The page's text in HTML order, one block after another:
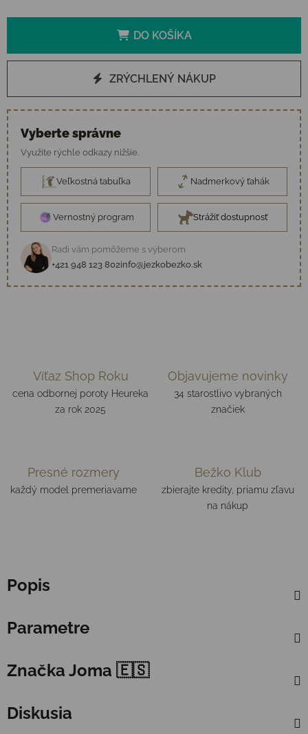
DO KOŠÍKA
ZRÝCHLENÝ NÁKUP
Vyberte správne
Využite rýchle odkazy nižšie.
Veľkostná tabuľka Nadmerkový ťahák
Vernostný program Strážiť dostupnosť
Radi vám pomôžeme s výberom
+421 948 123 802info@jezkobezko.sk
Víťaz Shop Roku
cena odbornej poroty Heureka
za rok 2025
Objavujeme novinky
34 starostlivo vybraných
značiek
Presné rozmery
každý model premeriavame
Bežko Klub
zbierajte kredity, priamu zľavu
na nákup
Popis
Parametre
Značka Joma 🇪🇸
Diskusia